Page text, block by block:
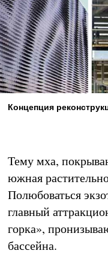
Концепция
Тему мха,
южная
Полюбоваться
главный
горка»,
бассейна.